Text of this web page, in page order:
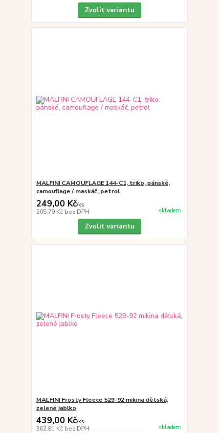
Zvolit variantu
MALFINI CAMOUFLAGE 144-C1, triko, pánské,
camouflage / maskáč, petrol
249,00 Kč/ks
205,79 Kč bez DPH skladem
Zvolit variantu
MALFINI Frosty Fleece 529-92 mikina dětská,
zelené jablko
439,00 Kč/ks
362,81 Kč bez DPH skladem